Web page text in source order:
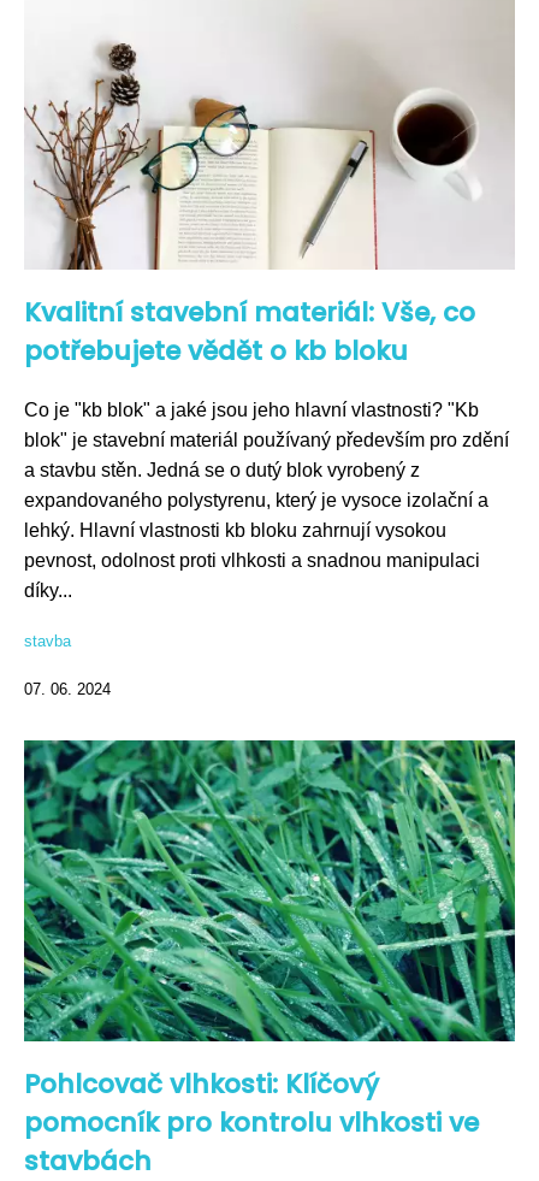
Kvalitní stavební materiál: Vše, co
potřebujete vědět o kb bloku
Co je "kb blok" a jaké jsou jeho hlavní vlastnosti? "Kb
blok" je stavební materiál používaný především pro zdění
a stavbu stěn. Jedná se o dutý blok vyrobený z
expandovaného polystyrenu, který je vysoce izolační a
lehký. Hlavní vlastnosti kb bloku zahrnují vysokou
pevnost, odolnost proti vlhkosti a snadnou manipulaci
díky...
stavba
07. 06. 2024
Pohlcovač vlhkosti: Klíčový
pomocník pro kontrolu vlhkosti ve
stavbách